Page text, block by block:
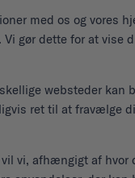
med os og vores
gør dette for at vise
websteder kan
ret til at fravælge
vi, afhængigt af